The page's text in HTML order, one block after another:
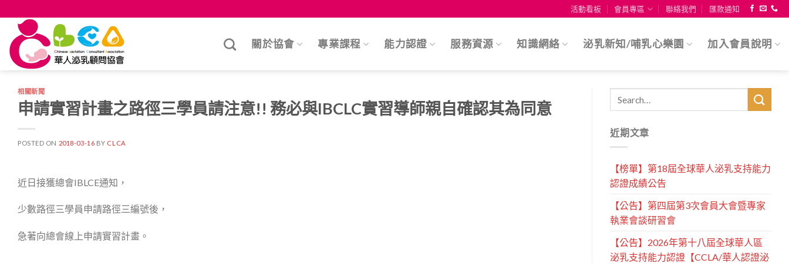
to
content
活動看板 會員專區 聯絡我們 匯款通知
關於協會 專業課程 能力認證 服務資源 知識網絡 泌乳新知/哺乳心樂園 加入會員說明
相關新聞
申請實習計畫之路徑三學員請注意!! 務必與IBCLC實習導師親自確認其為同意
POSTED ON 2018-03-16 BY CLCA
近日接獲總會IBLCE通知，
少數路徑三學員申請路徑三編號後，
急著向總會線上申請實習計畫。
近期文章
【榜單】第18屆全球華人泌乳支持能力
認證成績公告
【公告】第四屆第3次會員大會暨專家
執業會談研習會
【公告】2026年第十八屆全球華人區
泌乳支持能力認證【CCLA/華人認證泌